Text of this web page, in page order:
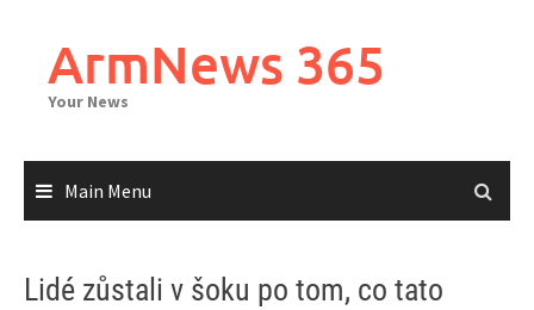
contentArmNews 365
Your News
Main Menu
Lidé zůstali v šoku po tom, co tato